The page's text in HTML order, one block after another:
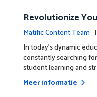
Revolutionize
AI-Powered
Matific Content Team
sIn today's dynamic
constantly searching
student learning and
Meer informatie